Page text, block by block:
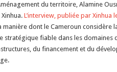
la
Chine
du territoire, Alamine
L’interview, publiée par Xinhua
manière dont le Cameroun considère
stratégique fiable dans les domaines
du financement et du